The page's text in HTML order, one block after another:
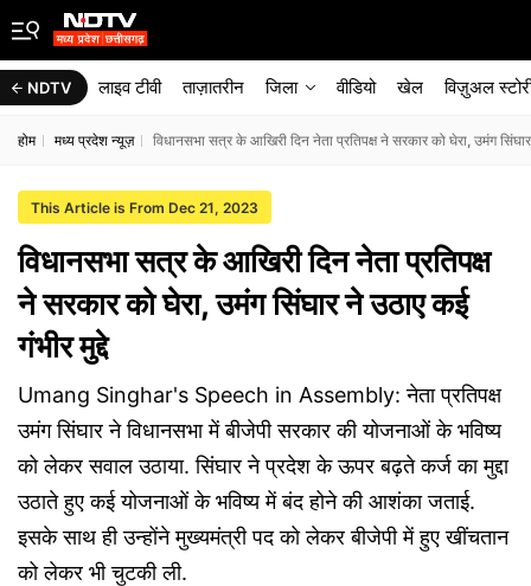
NDTV लाइव टीवी ताज़ातरीन जिला वीडियो खेल विज़ुअल
होम मध्य प्रदेश न्यूज़ विधानसभा सत्र के आखिरी दिन नेता प्रतिपक्ष ने सरकार को घेरा, उमंग
This Article is From Dec 21, 2023
विधानसभा सत्र के आखिरी दिन नेता प्रतिपक्ष
ने सरकार को घेरा, उमंग सिंघार ने उठाए कई
गंभीर मुद्दे
Umang Singhar's Speech in Assembly: नेता प्रतिपक्ष
उमंग सिंघार ने विधानसभा में बीजेपी सरकार की योजनाओं के भविष्य
को लेकर सवाल उठाया. सिंघार ने प्रदेश के ऊपर बढ़ते कर्ज का मुद्दा
उठाते हुए कई योजनाओं के भविष्य में बंद होने की आशंका जताई.
इसके साथ ही उन्होंने मुख्यमंत्री पद को लेकर बीजेपी में हुए खींचतान
को लेकर भी चुटकी ली.